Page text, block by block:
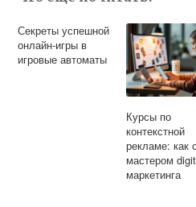
Секреты успешной
онлайн-игры в
игровые автоматы
Курсы по
контекстной
рекламе: как
мастером
маркетинга